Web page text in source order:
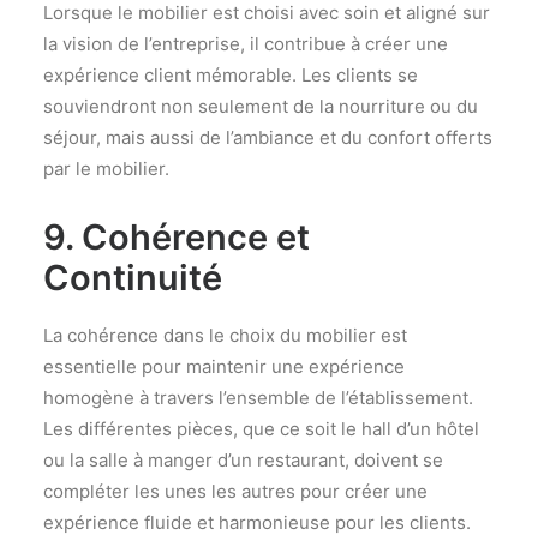
Lorsque le mobilier est choisi avec soin et aligné sur
la vision de l’entreprise, il contribue à créer une
expérience client mémorable. Les clients se
souviendront non seulement de la nourriture ou du
séjour, mais aussi de l’ambiance et du confort offerts
par le mobilier.
9. Cohérence et
Continuité
La cohérence dans le choix du mobilier est
essentielle pour maintenir une expérience
homogène à travers l’ensemble de l’établissement.
Les différentes pièces, que ce soit le hall d’un hôtel
ou la salle à manger d’un restaurant, doivent se
compléter les unes les autres pour créer une
expérience fluide et harmonieuse pour les clients.